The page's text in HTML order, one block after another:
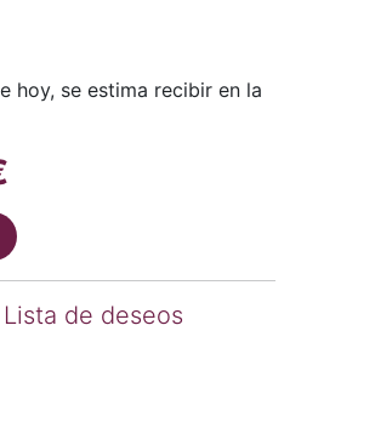
hoy, se estima recibir en la
de deseos